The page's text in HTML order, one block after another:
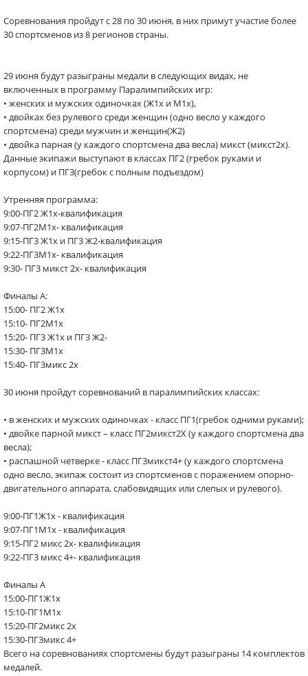
Соревнования пройдут с 28 по 30 июня, в них примут участие более
30 спортсменов из 8 регионов страны.
29 июня будут разыграны медали в следующих видах, не
включенных в программу Паралимпийских игр:
• женских и мужских одиночках (Ж1х и М1х),
• двойках без рулевого среди женщин (одно весло у каждого
спортсмена) среди мужчин и женщин(Ж2)
• двойка парная (у каждого спортсмена два весла) микст (микст2х).
Данные экипажи выступают в классах ПГ2 (гребок руками и
корпусом) и ПГ3(гребок с полным подъездом)
Утренняя программа:
9:00-ПГ2 Ж1х-квалификация
9:07-ПГ2М1x- квалификация
9:15-ПГ3 Ж1х и ПГ3 Ж2-квалификация
9:22-ПГ3М1x- квалификация
9:30- ПГ3 микст 2x- квалификация
Финалы А:
15:00- ПГ2 Ж1х
15:10- ПГ2М1x
15:20- ПГ3 Ж1х и ПГ3 Ж2-
15:30- ПГ3М1x
15:40- ПГ3микс 2x
30 июня пройдут соревнований в паралимпийских классах:
• в женских и мужских одиночках - класс ПГ1(гребок одними руками);
• двойке парной микст – класс ПГ2микст2Х (у каждого спортсмена два
весла);
• распашной четверке - класс ПГ3микст4+ (у каждого спортсмена
одно весло, экипаж состоит из спортсменов с поражением опорно-
двигательного аппарата, слабовидящих или слепых и рулевого).
9:00-ПГ1Ж1x - квалификация
9:07-ПГ1М1x - квалификация
9:15-ПГ2 микс 2х- квалификация
9:22-ПГ3 микс 4+- квалификация
Финалы А
15:00-ПГ1Ж1x
15:10-ПГ1М1x
15:20-ПГ2микс 2х
15:30-ПГ3микс 4+
Всего на соревнованиях спортсмены будут разыграны 14 комплектов
медалей.